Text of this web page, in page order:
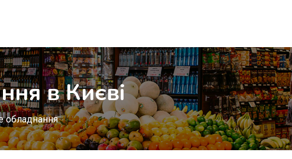
в Києві
обладнання